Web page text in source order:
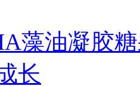
藻油凝胶
长